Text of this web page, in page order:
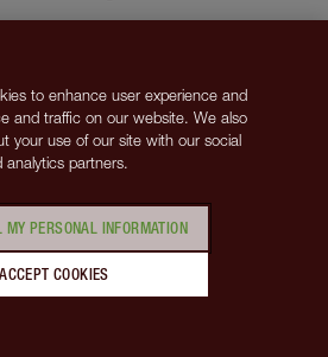
1 von 9 Artikel 2 von 9
to enhance user experience and
and traffic on our website. We also
your use of our site with our social
analytics partners.
MY PERSONAL INFORMATION
ACCEPT COOKIES